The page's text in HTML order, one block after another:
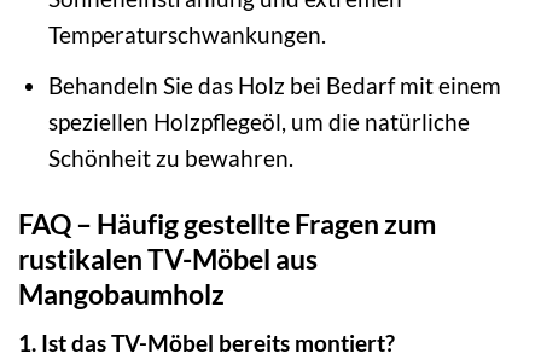
Temperaturschwankungen.
Behandeln Sie das Holz bei Bedarf mit einem
speziellen Holzpflegeöl, um die natürliche
Schönheit zu bewahren.
FAQ – Häufig gestellte Fragen zum
rustikalen TV-Möbel aus
Mangobaumholz
1. Ist das TV-Möbel bereits montiert?